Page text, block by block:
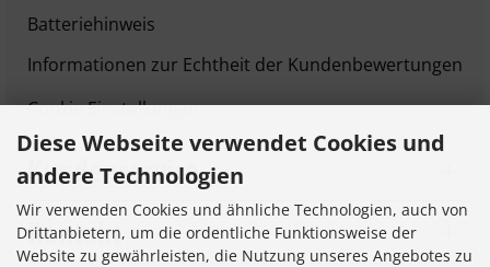
Batteriehinweis
Informationen zur Echtheit der Kundenbewertungen
Cookie Einstellungen
Kundenservice
Kontakt
Diese Webseite verwendet Cookies und
andere Technologien
Wir verwenden Cookies und ähnliche Technologien, auch von
Drittanbietern, um die ordentliche Funktionsweise der
Website zu gewährleisten, die Nutzung unseres Angebotes zu